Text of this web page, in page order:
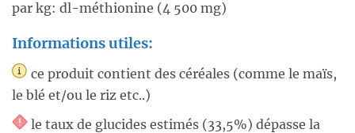
par kg: dl-méthionine (4 500 mg)
Informations utiles:
ce produit contient des céréales (comme le maïs,
le blé et/ou le riz etc..)
le taux de glucides estimés (33,5%) dépasse la